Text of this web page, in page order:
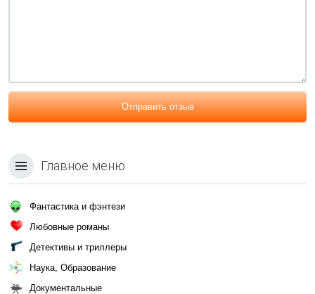
Отправить отзыв
Главное меню
Фантастика и фэнтези
Любовные романы
Детективы и триллеры
Наука, Образование
Документальные